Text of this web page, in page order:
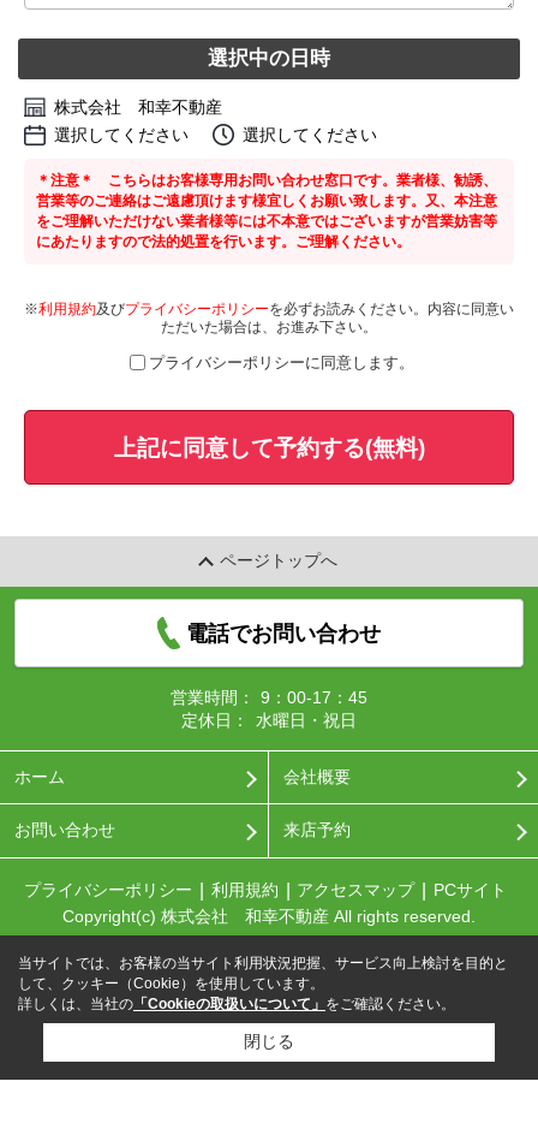
選択中の日時
株式会社 和幸不動産
選択してください
選択してください
＊注意＊ こちらはお客様専用お問い合わせ窓口です。業者様、勧誘、
営業等のご連絡はご遠慮頂けます様宜しくお願い致します。又、本注意
をご理解いただけない業者様等には不本意ではございますが営業妨害等
にあたりますので法的処置を行います。ご理解ください。
※利用規約及びプライバシーポリシーを必ずお読みください。内容に同意い
ただいた場合は、お進み下さい。
プライバシーポリシーに同意します。
上記に同意して予約する(無料)
ページトップへ
電話でお問い合わせ
営業時間：
9：00-17：45
定休日：
水曜日・祝日
ホーム 会社概要
お問い合わせ 来店予約
プライバシーポリシー 利用規約 アクセスマップ
PCサイト
Copyright(c) 株式会社 和幸不動産 All rights reserved.
当サイトでは、お客様の当サイト利用状況把握、サービス向上検討を目的と
して、クッキー（Cookie）を使用しています。
詳しくは、当社の 「Cookieの取扱いについて」 をご確認ください。
閉じる